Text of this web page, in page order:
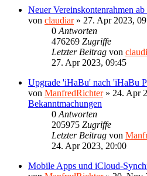
Neuer Vereinskontenrahmen
von claudiar» 27. Apr 2023,
0 Antworten
476269 Zugriffe
Letzter Beitrag von
27. Apr 2023, 09:45
Upgrade 'iHaBu' nach 'iHaBu
von ManfredRichter» 24. Apr
Bekanntmachungen
0 Antworten
205975 Zugriffe
Letzter Beitrag von
24. Apr 2023, 20:00
Mobile Apps und iCloud-